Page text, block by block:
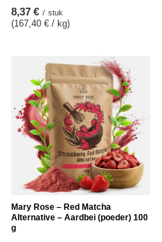
8,37 € / stuk
(167,40 € / kg)
Mary Rose – Red Matcha
Alternative – Aardbei (poeder) 100
g